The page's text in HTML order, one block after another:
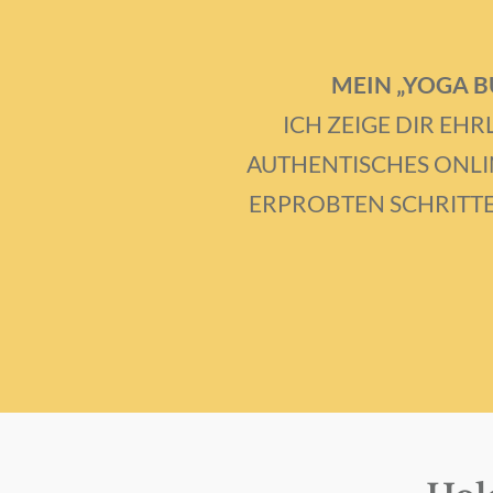
MEIN „YOGA
ICH ZEIGE DIR
AUTHENTISCHES
ERPROBTEN